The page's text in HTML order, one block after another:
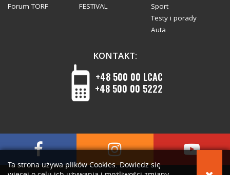
Forum TORF
FESTIVAL
Sport
Testy i porady
Auta
KONTAKT:
+48 500 00 LCAC
+48 500 00 5222
Ta strona używa plików Cookies. Dowiedz się